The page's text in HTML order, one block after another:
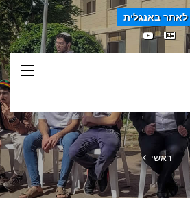
לאתר באנגלית
ראשי